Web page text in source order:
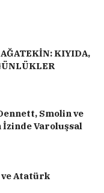
KIYIDA,
Smolin ve
İzinde Varoluşsal
Atatürk